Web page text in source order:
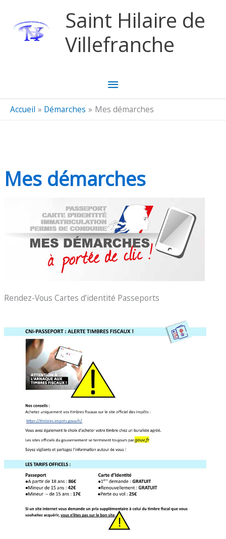
Saint Hilaire de
Villefranche
Menu
principal
Accueil Démarches Mes démarches
Mes démarches
Rendez-Vous Cartes d’identité Passeports